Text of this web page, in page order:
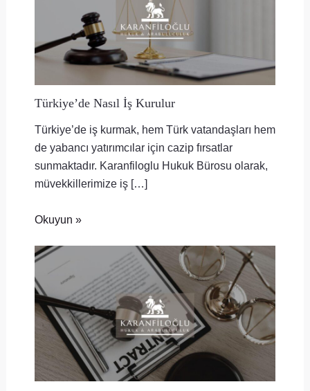
Türkiye’de Nasıl İş Kurulur
Türkiye’de iş kurmak, hem Türk vatandaşları hem
de yabancı yatırımcılar için cazip fırsatlar
sunmaktadır. Karanfiloglu Hukuk Bürosu olarak,
müvekkillerimize iş […]
Okuyun »